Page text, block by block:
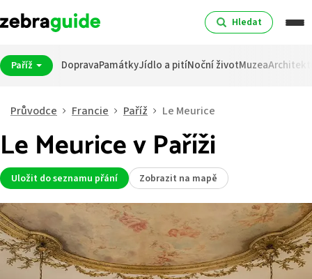
Hledat
Paříž DopravaPamátkyJídlo a pitíNoční životMuzea
Průvodce Francie Paříž Le Meurice
Le Meurice v Paříži
Uložit do seznamu přání Zobrazit na mapě